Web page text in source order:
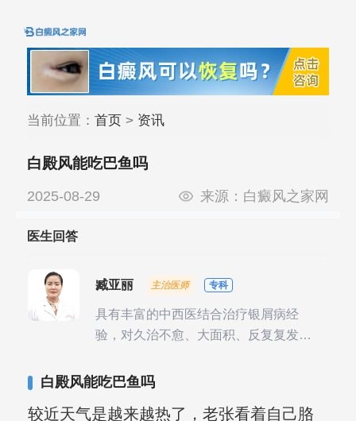
当前位置： 首页> 资讯
白殿风能吃巴鱼吗
2025-08-29 来源： 白癜风之家网
医生回答
臧亚丽 主治医师 专科
具有丰富的中西医结合治疗银屑病经
验，对久治不愈、大面积、反复复发性
白殿风能吃巴鱼吗
较近天气是越来越热了，老张看着自己胳